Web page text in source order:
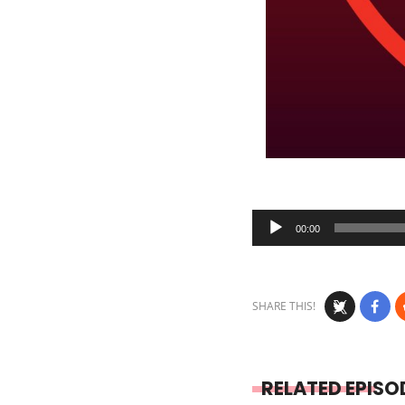
Audio
Player
00:00
SHARE THIS!
RELATED